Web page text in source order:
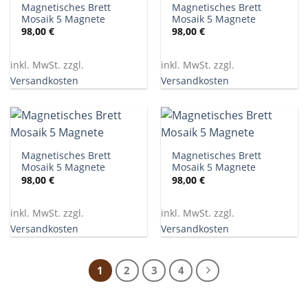
Magnetisches Brett
Mosaik 5 Magnete
98,00€
inkl. MwSt. zzgl.
Versandkosten
Magnetisches Brett
Mosaik 5 Magnete
98,00€
inkl. MwSt. zzgl.
Versandkosten
Magnetisches Brett
Mosaik 5 Magnete
98,00€
inkl. MwSt. zzgl.
Versandkosten
Magnetisches Brett
Mosaik 5 Magnete
98,00€
inkl. MwSt. zzgl.
Versandkosten
1 2 3 4